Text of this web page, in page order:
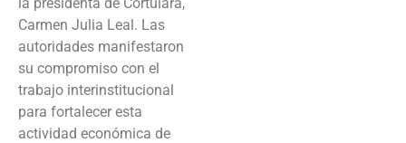
Carmen Julia Leal. Las
autoridades manifestaron
su compromiso con el
trabajo interinstitucional
para fortalecer esta
actividad económica de